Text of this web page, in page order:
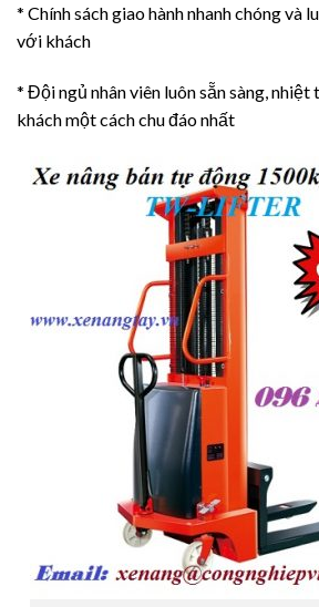
* Chính sách giao hành nhanh chóng và
với khách
* Đội ngủ nhân viên luôn sẵn sàng, nhiệt
khách một cách chu đáo nhất